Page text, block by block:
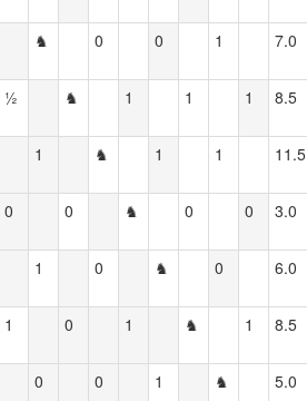
♞ 0 0 1 7.0
½ ♞ 1 1 1 8.5
1 ♞ 1 1 11.5
0 0 ♞ 0 0 3.0
1 0 ♞ 0 6.0
1 0 1 ♞ 1 8.5
0 0 1 ♞ 5.0